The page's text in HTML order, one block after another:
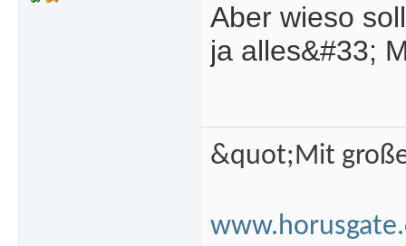
Aber wieso
ja alles&#33;
&quot;Mit